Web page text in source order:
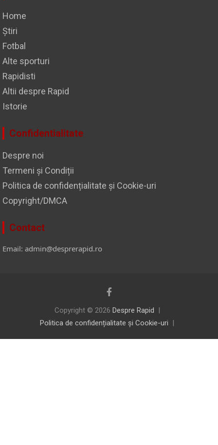
Home
Știri
Fotbal
Alte sporturi
Rapidisti
Altii despre Rapid
Istorie
Confidentialitate
Despre noi
Termeni și Condiții
Politica de confidențialitate și Cookie-uri
Copyright/DMCA
Contact
Email: admin@desprerapid.ro
Copyright © 2026 Despre Rapid
Politica de confidențialitate și Cookie-uri